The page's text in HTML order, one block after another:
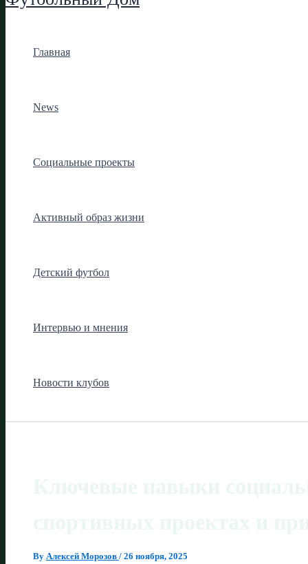
Главная
News
Социальные проекты
Активный образ жизни
Детский футбол
Интервью и мнения
Новости клубов
By Алексей Морозов / 26 ноября, 2025